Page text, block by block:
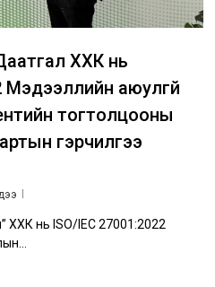
ХХК нь
Мэдээллийн аюулгүй
тогтолцооны
гэрчилгээ
ХХК нь ISO/IEC 27001:2022